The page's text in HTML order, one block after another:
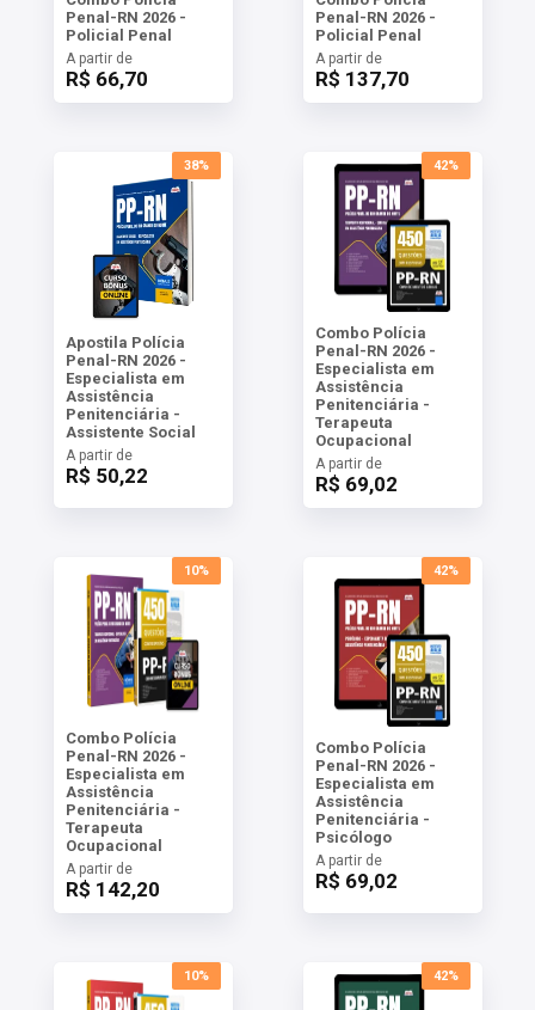
Penal-RN 2026 -
Policial Penal
A partir de
R$ 66,70
Penal-RN 2026 -
Policial Penal
A partir de
R$ 137,70
38%
Apostila Polícia
Penal-RN 2026 -
Especialista em
Assistência
Penitenciária -
Assistente Social
A partir de
R$ 50,22
42%
Combo Polícia
Penal-RN 2026 -
Especialista em
Assistência
Penitenciária -
Terapeuta
Ocupacional
A partir de
R$ 69,02
10%
Combo Polícia
Penal-RN 2026 -
Especialista em
Assistência
Penitenciária -
Terapeuta
Ocupacional
A partir de
R$ 142,20
42%
Combo Polícia
Penal-RN 2026 -
Especialista em
Assistência
Penitenciária -
Psicólogo
A partir de
R$ 69,02
10% 42%